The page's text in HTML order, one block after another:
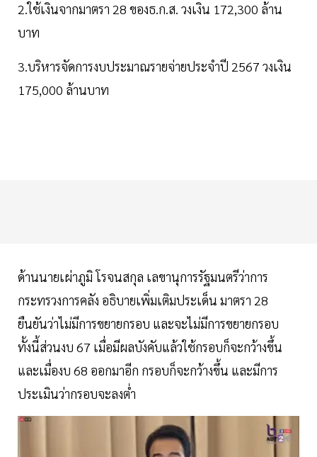
2.ใช้เงินจากมาตรา 28 ของธ.ก.ส. วงเงิน 172,300 ล้าน
บาท
3.บริหารจัดการงบประมาณรายจ่ายประจำปี 2567 วงเงิน
175,000 ล้านบาท
ด้านนายเผ่าภูมิ โรจนสกุล เลขานุการรัฐมนตรีว่าการ
กระทรวงการคลัง อธิบายเพิ่มเติมประเด็น มาตรา 28
ยืนยันว่าไม่มีการขยายกรอบ และจะไม่มีการขยายกรอบ
ทั้งนี้ส่วนงบ 67 เมื่อมีผลบังคับแล้วใช้กรอบก็จะกว้างขึ้น
และเมื่องบ 68 ออกมาอีก กรอบก็จะกว้างขึ้น และมีการ
ประเมินว่ากรอบจะลงต่ำ